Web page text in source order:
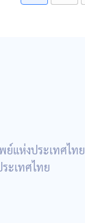
แห่งประเทศไทย
ะเทศไทย